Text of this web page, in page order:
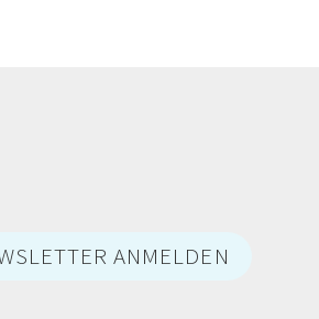
ANMELDEN